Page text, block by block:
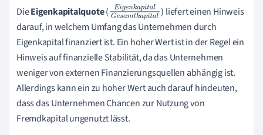
DieEigenkapitalquote(Eigenkapital
Gesamtkapit
al
) liefert einen Hinweis
darauf, in welchem Umfang das Unternehmen durch
Eigenkapital finanziert ist. Ein hoher Wert ist in der Regel ein
Hinweis auf finanzielle Stabilität, da das Unternehmen
weniger von externen Finanzierungsquellen abhängig ist.
Allerdings kann ein zu hoher Wert auch darauf hindeuten,
dass das Unternehmen Chancen zur Nutzung von
Fremdkapital ungenutzt lässt.